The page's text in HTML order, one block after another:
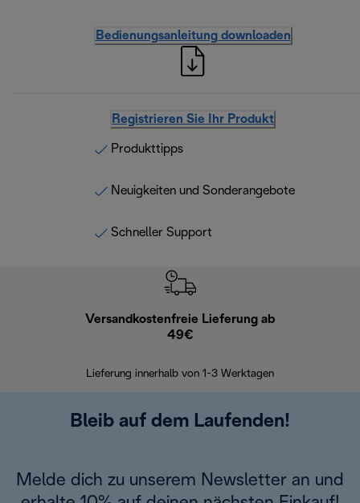
Bedienungsanleitung downloaden
Registrieren Sie Ihr Produkt
Produkttipps
Neuigkeiten und Sonderangebote
Schneller Support
Versandkostenfreie Lieferung ab
49€
Lieferung innerhalb von 1-3 Werktagen
Bleib auf dem Laufenden!
Melde dich zu unserem Newsletter an und